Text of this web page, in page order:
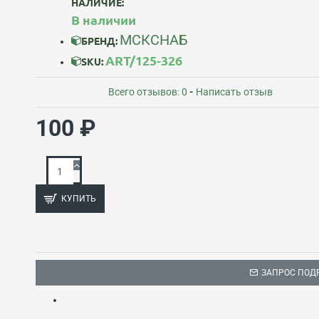
В наличии
БРЕНД: МСКСНАБ
SKU:ART/125-326
Всего отзывов: 0 - Написать отзыв
100 ₽
КУПИТЬ
ЗАПРОС